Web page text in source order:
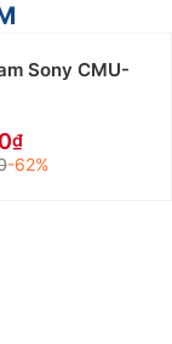
Sony CMU-
-62%